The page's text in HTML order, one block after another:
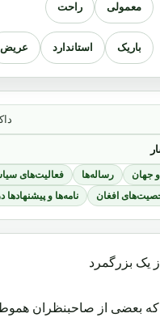
و جهان رساله‌ها
فعالیت‌های
افغان
نامه‌ها و پیشنهادها
یک بزرگمرد
بعضی از صاحبنظران
معمولی راحت
باریک استاندارد عریض